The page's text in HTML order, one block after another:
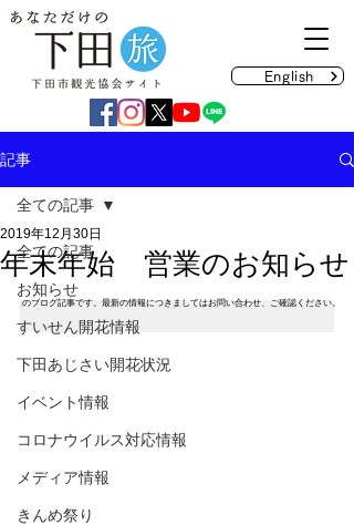
English
記事
全ての記事
お知らせ
すいせん開花情報
下田あじさい開花状況
イベント情報
コロナウイルス対応情報
メディア情報
きんめ祭り
全ての記事
年末年始 営業のお知らせ
2019年12月30日
のブログ記事です。最新の情報につきましてはお問い合わせ、ご確認ください。